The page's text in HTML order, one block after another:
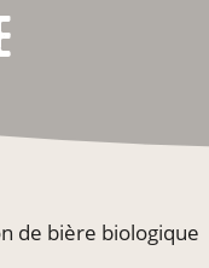
de bière biologique